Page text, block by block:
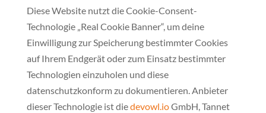
Diese Website nutzt die Cookie-Consent-
Technologie „Real Cookie Banner“, um deine
Einwilligung zur Speicherung bestimmter Cookies
auf Ihrem Endgerät oder zum Einsatz bestimmter
Technologien einzuholen und diese
datenschutzkonform zu dokumentieren. Anbieter
dieser Technologie ist diedevowl.ioGmbH, Tannet